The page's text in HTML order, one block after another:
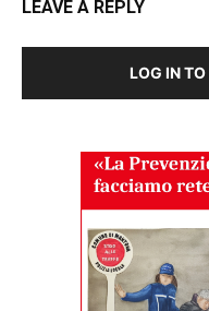
LEAVE A REPLY
LOG IN